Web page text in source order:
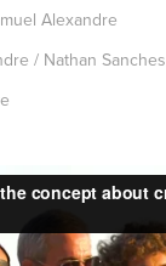
Alexandre
/ Nathan Sanches